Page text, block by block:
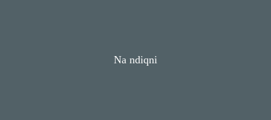
Na ndiqni